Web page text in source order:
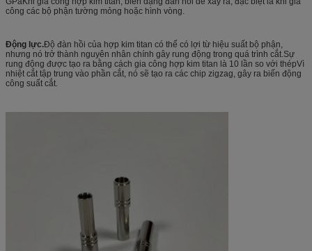
công các bộ phận tường mỏng hoặc hình vòng.
Động lực.Độ đàn hồi của hợp kim titan có thể có lợi từ hiệu suất bộ phận,
nhưng nó trở thành nguyên nhân chính gây rung động trong quá trình cắt.Sự
rung động được tạo ra bằng cách gia công hợp kim titan là 10 lần so với thépVì
nhiệt cắt tập trung vào phần cắt, nó sẽ tạo ra các chip zigzag, gây ra biến động
công suất cắt.